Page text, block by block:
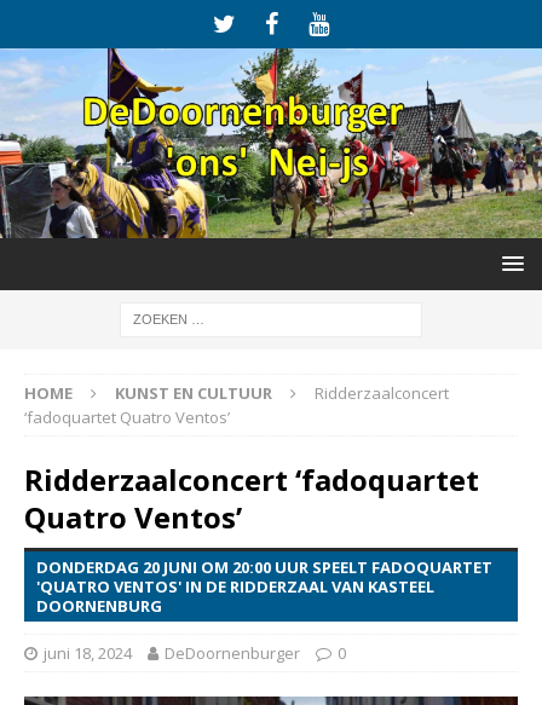
HOME KUNST EN CULTUUR
Ridderzaalconcert
‘fadoquartet Quatro Ventos’
Ridderzaalconcert ‘fadoquartet
Quatro Ventos’
DONDERDAG 20 JUNI OM 20:00 UUR SPEELT FADOQUARTET
'QUATRO VENTOS' IN DE RIDDERZAAL VAN KASTEEL
DOORNENBURG
juni 18, 2024 DeDoornenburger 0